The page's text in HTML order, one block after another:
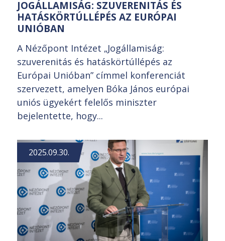
JOGÁLLAMISÁG: SZUVERENITÁS ÉS
HATÁSKÖRTÚLLÉPÉS AZ EURÓPAI
UNIÓBAN
A Nézőpont Intézet „Jogállamiság:
szuverenitás és hatáskörtúllépés az
Európai Unióban” címmel konferenciát
szervezett, amelyen Bóka János európai
uniós ügyekért felelős miniszter
bejelentette, hogy...
2025.09.30.